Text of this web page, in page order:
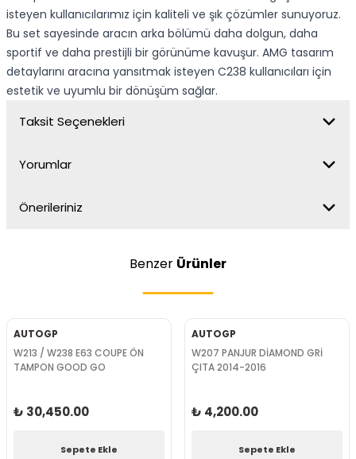
isteyen kullanıcılarımız için kaliteli ve şık çözümler sunuyoruz.
Bu set sayesinde aracın arka bölümü daha dolgun, daha
sportif ve daha prestijli bir görünüme kavuşur. AMG tasarım
detaylarını aracına yansıtmak isteyen C238 kullanıcıları için
estetik ve uyumlu bir dönüşüm sağlar.
Taksit Seçenekleri
Yorumlar
Önerileriniz
Benzer Ürünler
AUTOGP
W213 / W238 E63 COUPE ÖN
TAMPON GOOD GO
₺ 30,450.00
Sepete Ekle
AUTOGP
W207 PANJUR DİAMOND GRİ
ÇITA 2014-2016
₺ 4,200.00
Sepete Ekle